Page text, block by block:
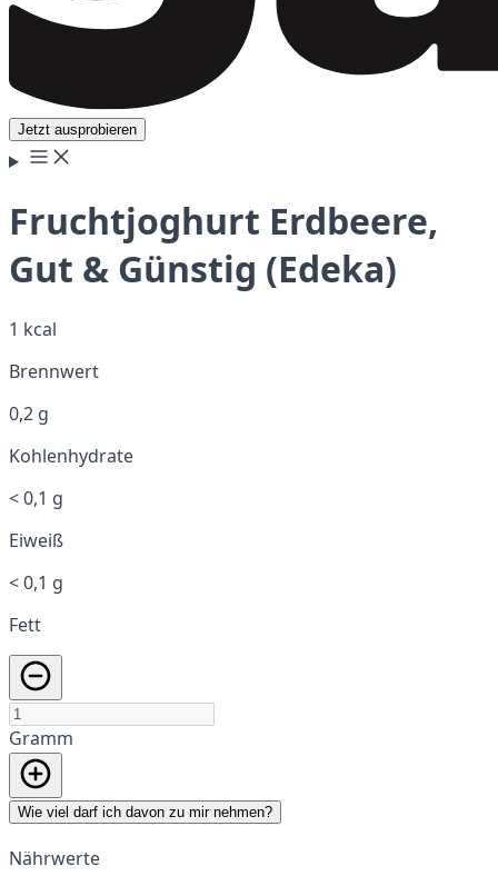
Jetzt ausprobieren
Fruchtjoghurt Erdbeere,
Gut & Günstig (Edeka)
1 kcal
Brennwert
0,2 g
Kohlenhydrate
< 0,1 g
Eiweiß
< 0,1 g
Fett
Gramm
Wie viel darf ich davon zu mir nehmen?
Nährwerte